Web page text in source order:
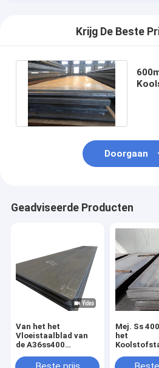
Krijg De Beste
Doorgaan
Geadviseerde Producten
Van het het
Vloeistaalblad van
de A36ss400
Warmgewalste
Mej. Ss
het
het